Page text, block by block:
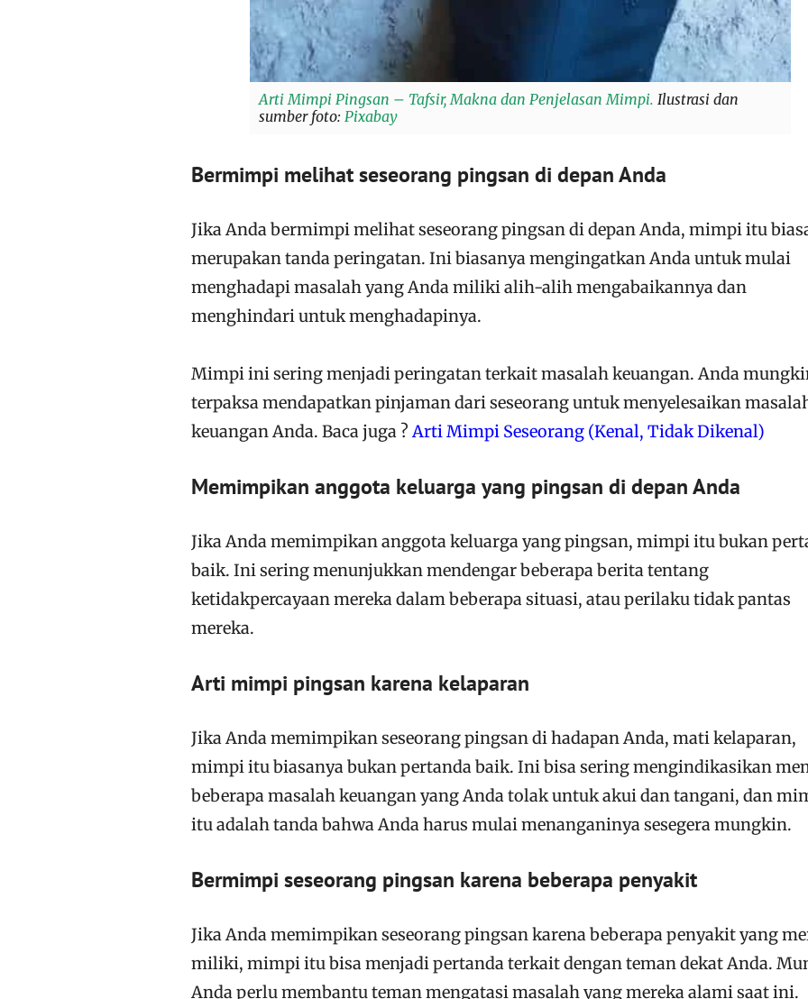
Arti Mimpi Pingsan – Tafsir, Makna dan Penjelasan Mimpi. Ilustrasi dan
sumber foto: Pixabay
Bermimpi melihat seseorang pingsan di depan Anda
Jika Anda bermimpi melihat seseorang pingsan di depan Anda, mimpi itu
merupakan tanda peringatan. Ini biasanya mengingatkan Anda untuk mulai
menghadapi masalah yang Anda miliki alih-alih mengabaikannya dan
menghindari untuk menghadapinya.
Mimpi ini sering menjadi peringatan terkait masalah keuangan. Anda
terpaksa mendapatkan pinjaman dari seseorang untuk menyelesaikan
keuangan Anda. Baca juga ?Arti Mimpi Seseorang (Kenal, Tidak Dikenal)
Memimpikan anggota keluarga yang pingsan di depan Anda
Jika Anda memimpikan anggota keluarga yang pingsan, mimpi itu bukan
baik. Ini sering menunjukkan mendengar beberapa berita tentang
ketidakpercayaan mereka dalam beberapa situasi, atau perilaku tidak pantas
mereka.
Arti mimpi pingsan karena kelaparan
Jika Anda memimpikan seseorang pingsan di hadapan Anda, mati kelaparan,
mimpi itu biasanya bukan pertanda baik. Ini bisa sering mengindikasikan
beberapa masalah keuangan yang Anda tolak untuk akui dan tangani, dan
itu adalah tanda bahwa Anda harus mulai menanganinya sesegera mungkin.
Bermimpi seseorang pingsan karena beberapa penyakit
Jika Anda memimpikan seseorang pingsan karena beberapa penyakit yang
miliki, mimpi itu bisa menjadi pertanda terkait dengan teman dekat Anda.
Anda perlu membantu teman mengatasi masalah yang mereka alami saat ini.